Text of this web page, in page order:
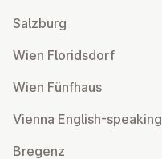
Salzburg
Wien Flo­rids­dorf
Wien Fünfhaus
Vienna English-speaking
Bregenz